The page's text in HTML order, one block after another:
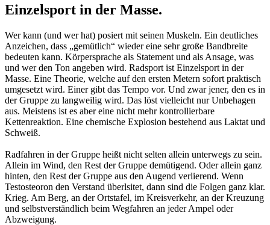
Einzelsport in der Masse.
Wer kann (und wer hat) posiert mit seinen Muskeln. Ein deutliches
Anzeichen, dass „gemütlich“ wieder eine sehr große Bandbreite
bedeuten kann. Körpersprache als Statement und als Ansage, was
und wer den Ton angeben wird. Radsport ist Einzelsport in der
Masse. Eine Theorie, welche auf den ersten Metern sofort praktisch
umgesetzt wird. Einer gibt das Tempo vor. Und zwar jener, den es in
der Gruppe zu langweilig wird. Das löst vielleicht nur Unbehagen
aus. Meistens ist es aber eine nicht mehr kontrollierbare
Kettenreaktion. Eine chemische Explosion bestehend aus Laktat und
Schweiß.
Radfahren in der Gruppe heißt nicht selten allein unterwegs zu sein.
Allein im Wind, den Rest der Gruppe demütigend. Oder allein ganz
hinten, den Rest der Gruppe aus den Augend verlierend. Wenn
Testosteoron den Verstand überlsitet, dann sind die Folgen ganz klar.
Krieg. Am Berg, an der Ortstafel, im Kreisverkehr, an der Kreuzung
und selbstverständlich beim Wegfahren an jeder Ampel oder
Abzweigung.